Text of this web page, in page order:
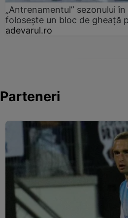
„Antrenamentul” sezonului
folosește un bloc de gheață
adevarul.ro
Parteneri